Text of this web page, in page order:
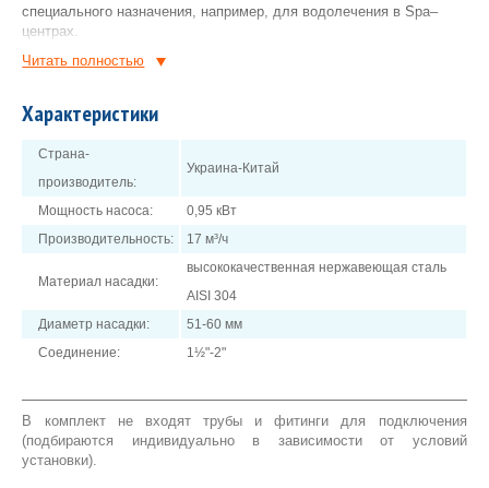
специального назначения, например, для водолечения в Spa–
центрах.
Водопады укомплектованы:
водозаборным устройством;
Безопасность:
Подвод электропитания осуществить через дифференциальное
отсечки 30 мА (УЗО).
Читать полностью
Характеристики
Страна-
производитель:
Украина-Китай
Мощность насоса:
0,95 кВт
Производительность:
17 м³/ч
Материал насадки:
высококачественная нержавеющая сталь
AISI 304
Диаметр насадки:
51-60 мм
Соединение:
1½"-2"
В комплект не входят трубы и фитинги для подключения
(подбираются индивидуально в зависимости от условий
установки).